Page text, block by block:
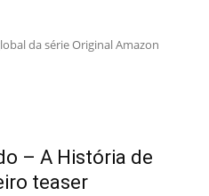
da série Original Amazon
– A História de
teaser